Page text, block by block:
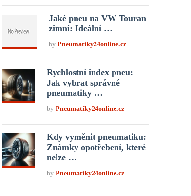
Jaké pneu na VW Touran
zimní: Ideální …
byPneumatiky24online.cz
Rychlostní index pneu:
Jak vybrat správné
pneumatiky …
byPneumatiky24online.cz
Kdy vyměnit pneumatiku:
Známky opotřebení, které
nelze …
byPneumatiky24online.cz